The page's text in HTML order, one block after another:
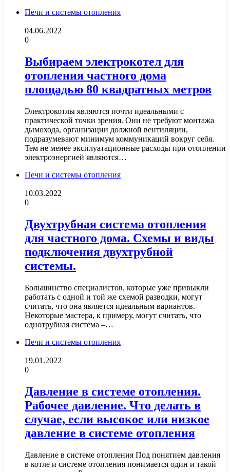
Печи и системы отопления
04.06.2022
0
Выбираем электрокотел для
отопления частного дома
площадью 80 квадратных метров
Электрокотлы являются почти идеальными с
практической точки зрения. Они не требуют монтажа
дымохода, организации должной вентиляции,
подразумевают минимум коммуникаций вокруг себя.
Тем не менее эксплуатационные расходы при отоплении
электроэнергией являются…
Печи и системы отопления
10.03.2022
0
Двухтрубная система отопления
для частного дома. Схемы и виды
подключения двухтрубной
системы.
Большинство специалистов, которые уже привыкли
работать с одной и той же схемой разводки, могут
считать, что она является идеальным вариантов.
Некоторые мастера, к примеру, могут считать, что
однотрубная система –…
Печи и системы отопления
19.01.2022
0
Давление в системе отопления.
Рабочее давление. Что делать в
случае, если высокое или низкое
давление в системе отопления
Давление в системе отопления Под понятием давления
в котле и системе отопления понимается один и такой